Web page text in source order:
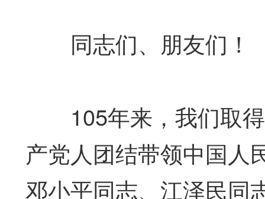
同志们、朋友们！
105年来，我们取得
产党人团结带领中国人
邓小平同志、江泽民同